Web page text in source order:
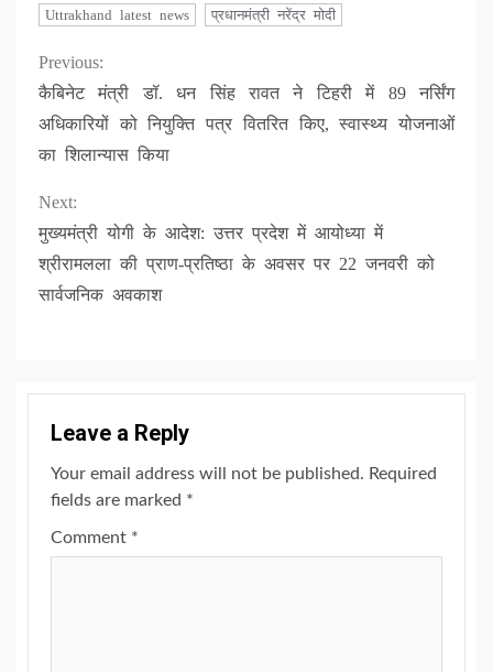
Uttrakhand latest news
प्रधानमंत्री नरेंद्र मोदी
Continue
Reading
Previous:
कैबिनेट मंत्री डॉ. धन सिंह रावत ने टिहरी में 89 नर्सिंग
अधिकारियों को नियुक्ति पत्र वितरित किए, स्वास्थ्य योजनाओं
का शिलान्यास किया
Next:
मुख्यमंत्री योगी के आदेश: उत्तर प्रदेश में आयोध्या में
श्रीरामलला की प्राण-प्रतिष्ठा के अवसर पर 22 जनवरी को
सार्वजनिक अवकाश
Leave a Reply
Your email address will not be published. Required
fields are marked *
Comment *